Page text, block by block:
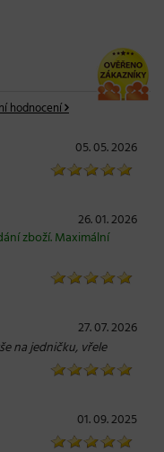
hodnocení
05. 05. 2026
26. 01. 2026
zboží. Maximální
27. 07. 2026
na jedničku, vřele
01. 09. 2025